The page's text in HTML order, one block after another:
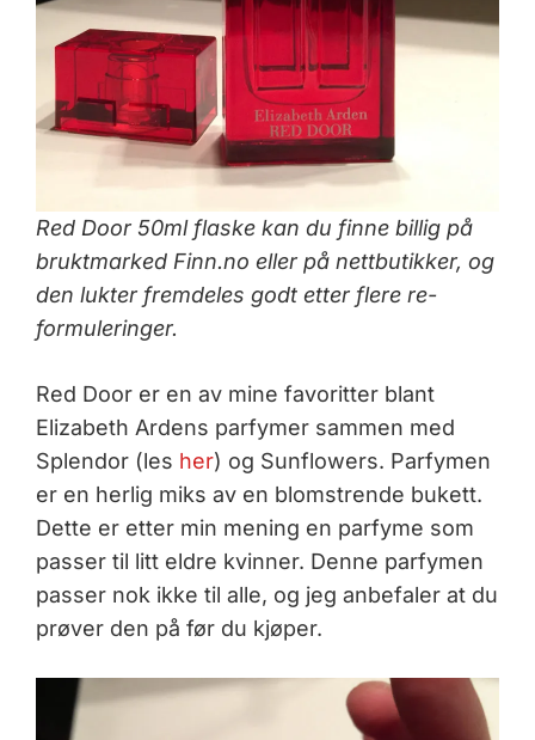
Red Door 50ml flaske kan du finne billig på
bruktmarked Finn.no eller på nettbutikker, og
den lukter fremdeles godt etter flere re-
formuleringer.
Red Door er en av mine favoritter blant
Elizabeth Ardens parfymer sammen med
Splendor (les her) og Sunflowers. Parfymen
er en herlig miks av en blomstrende bukett.
Dette er etter min mening en parfyme som
passer til litt eldre kvinner. Denne parfymen
passer nok ikke til alle, og jeg anbefaler at du
prøver den på før du kjøper.